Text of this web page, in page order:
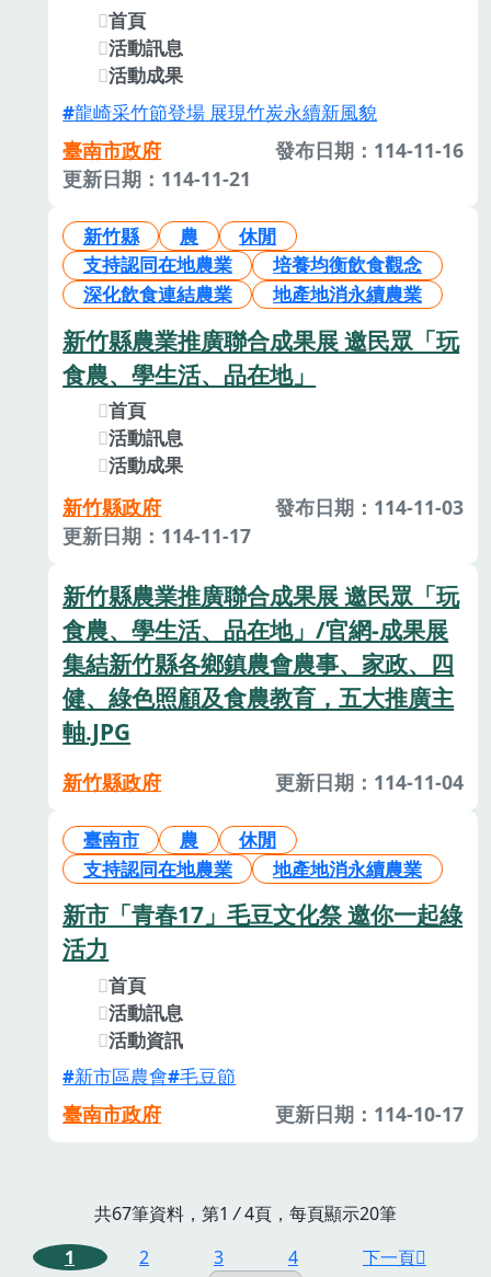
首頁
活動訊息
活動成果
龍崎采竹節登場 展現竹炭永續新風貌
臺南市政府
發布日期：114-11-16
更新日期：114-11-21
新竹縣 農
休閒
支持認同在地農業
培養均衡飲食觀念
深化飲食連結農業
地產地消永續農業
新竹縣農業推廣聯合成果展 邀民眾「玩
食農、學生活、品在地」
首頁
活動訊息
活動成果
新竹縣政府
發布日期：114-11-03
更新日期：114-11-17
新竹縣農業推廣聯合成果展 邀民眾「玩
食農、學生活、品在地」/官網-成果展
集結新竹縣各鄉鎮農會農事、家政、四
健、綠色照顧及食農教育，五大推廣主
軸.JPG
新竹縣政府 更新日期：114-11-04
臺南市 農
休閒
支持認同在地農業
地產地消永續農業
新市「青春17」毛豆文化祭 邀你一起綠
活力
首頁
活動訊息
活動資訊
新市區農會 毛豆節
臺南市政府 更新日期：114-10-17
共67筆資料，第1 /4頁，每頁顯示20筆
1
2 3 4 下一頁